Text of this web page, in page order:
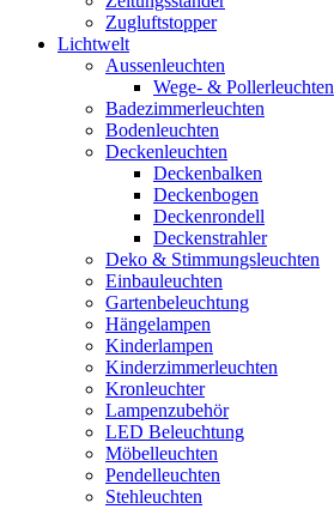
Zugluftstopper
Lichtwelt
Aussenleuchten
Wege- & Pollerleuchten
Badezimmerleuchten
Bodenleuchten
Deckenleuchten
Deckenbalken
Deckenbogen
Deckenrondell
Deckenstrahler
Deko & Stimmungsleuchten
Einbauleuchten
Gartenbeleuchtung
Hängelampen
Kinderlampen
Kinderzimmerleuchten
Kronleuchter
Lampenzubehör
LED Beleuchtung
Möbelleuchten
Pendelleuchten
Stehleuchten